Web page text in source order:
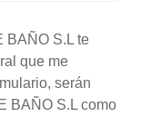
BAÑO S.L te
que me
serán
BAÑO S.L como